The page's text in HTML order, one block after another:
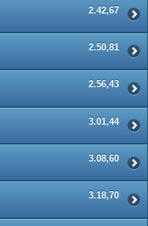
2.42,67
2.50,81
2.56,43
3.01,44
3.08,60
3.18,70